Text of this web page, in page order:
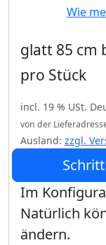
Wie
glatt 85 cm
pro Stück
incl. 19 % USt.
von der
Ausland: zzgl.
Im
Natürlich
ändern.